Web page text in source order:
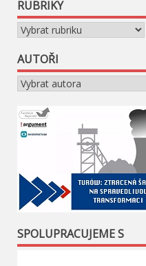
RUBRIKY
Rubriky
AUTOŘI
SPOLUPRACUJEME S